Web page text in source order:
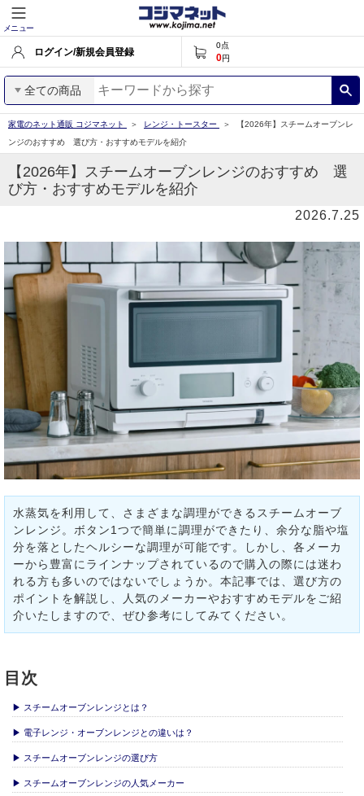
メニュー
ログイン/新規会員登録
0点
0円
全ての商品
家電のネット通販 コジマネット レンジ・トースター
【2026年】スチームオーブンレ
ンジのおすすめ 選び方・おすすめモデルを紹介
【2026年】スチームオーブンレンジのおすすめ 選
び方・おすすめモデルを紹介
2026.7.25
水蒸気を利用して、さまざまな調理ができるスチームオーブ
ンレンジ。ボタン1つで簡単に調理ができたり、余分な脂や塩
分を落としたヘルシーな調理が可能です。しかし、各メーカ
ーから豊富にラインナップされているので購入の際には迷わ
れる方も多いのではないでしょうか。本記事では、選び方の
ポイントを解説し、人気のメーカーやおすすめモデルをご紹
介いたしますので、ぜひ参考にしてみてください。
目次
▶ スチームオーブンレンジとは？
▶ 電子レンジ・オーブンレンジとの違いは？
▶ スチームオーブンレンジの選び方
▶ スチームオーブンレンジの人気メーカー